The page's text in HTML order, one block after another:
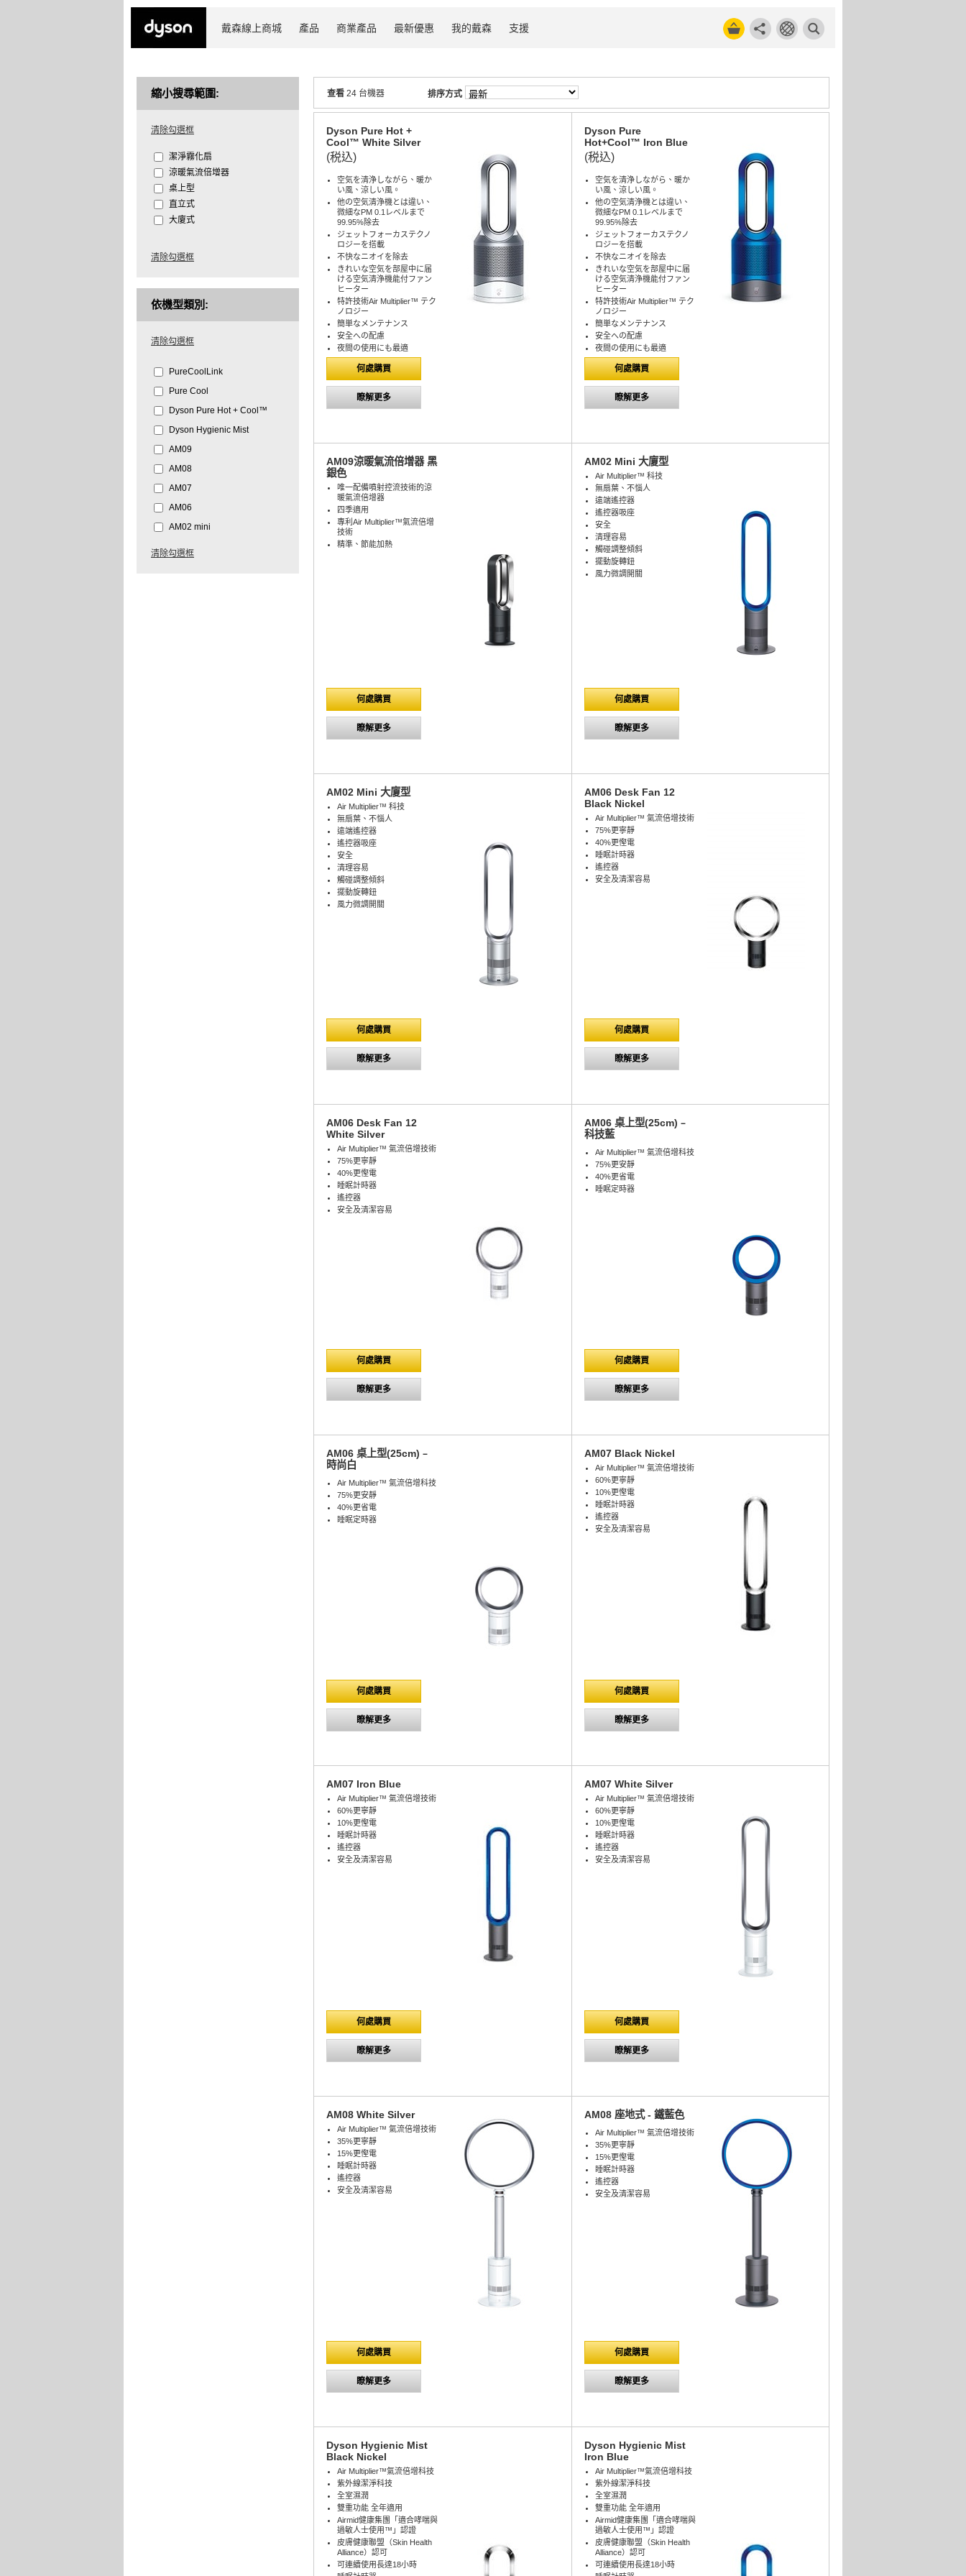
戴森線上商城 產品 商業產品 最新優惠 我的戴森 支援
縮小搜尋範圍:
清除勾選框
潔淨霧化扇
涼暖氣流倍增器
桌上型
直立式
大廈式
清除勾選框
依機型類別:
清除勾選框
PureCoolLink
Pure Cool
Dyson Pure Hot + Cool™
Dyson Hygienic Mist
AM09
AM08
AM07
AM06
AM02 mini
清除勾選框
查看 24 台機器 排序方式
Dyson Pure Hot +
Cool™ White Silver
(税込)
空気を清浄しながら、暖か
い風、涼しい風。
他の空気清浄機とは違い、
微細なPM 0.1レベルまで
99.95%除去
ジェットフォーカステクノ
ロジーを搭載
不快なニオイを除去
きれいな空気を部屋中に届
ける空気清浄機能付ファン
ヒーター
特許技術Air Multiplier™ テク
ノロジー
簡単なメンテナンス
安全への配慮
夜間の使用にも最適
何處購買
瞭解更多
Dyson Pure
Hot+Cool™ Iron Blue
(税込)
空気を清浄しながら、暖か
い風、涼しい風。
他の空気清浄機とは違い、
微細なPM 0.1レベルまで
99.95%除去
ジェットフォーカステクノ
ロジーを搭載
不快なニオイを除去
きれいな空気を部屋中に届
ける空気清浄機能付ファン
ヒーター
特許技術Air Multiplier™ テク
ノロジー
簡単なメンテナンス
安全への配慮
夜間の使用にも最適
何處購買
瞭解更多
AM09涼暖氣流倍增器 黑
銀色
唯一配備噴射控流技術的涼
暖氣流倍增器
四季適用
專利Air Multiplier™氣流倍增
技術
精準、節能加熱
何處購買
瞭解更多
AM02 Mini 大廈型
Air Multiplier™ 科技
無扇葉、不惱人
遠端遙控器
遙控器吸座
安全
清理容易
觸碰調整傾斜
擺動旋轉鈕
風力微調開關
何處購買
瞭解更多
AM02 Mini 大廈型
Air Multiplier™ 科技
無扇葉、不惱人
遠端遙控器
遙控器吸座
安全
清理容易
觸碰調整傾斜
擺動旋轉鈕
風力微調開關
何處購買
瞭解更多
AM06 Desk Fan 12
Black Nickel
Air Multiplier™ 氣流倍增技術
75%更寧靜
40%更慳電
睡眠計時器
遙控器
安全及清潔容易
何處購買
瞭解更多
AM06 Desk Fan 12
White Silver
Air Multiplier™ 氣流倍增技術
75%更寧靜
40%更慳電
睡眠計時器
遙控器
安全及清潔容易
何處購買
瞭解更多
AM06 桌上型(25cm)﹣
科技藍
Air Multiplier™ 氣流倍增科技
75%更安靜
40%更省電
睡眠定時器
何處購買
瞭解更多
AM06 桌上型(25cm)﹣
時尚白
Air Multiplier™ 氣流倍增科技
75%更安靜
40%更省電
睡眠定時器
何處購買
瞭解更多
AM07 Black Nickel
Air Multiplier™ 氣流倍增技術
60%更寧靜
10%更慳電
睡眠計時器
遙控器
安全及清潔容易
何處購買
瞭解更多
AM07 Iron Blue
Air Multiplier™ 氣流倍增技術
60%更寧靜
10%更慳電
睡眠計時器
遙控器
安全及清潔容易
何處購買
瞭解更多
AM07 White Silver
Air Multiplier™ 氣流倍增技術
60%更寧靜
10%更慳電
睡眠計時器
遙控器
安全及清潔容易
何處購買
瞭解更多
AM08 White Silver
Air Multiplier™ 氣流倍增技術
35%更寧靜
15%更慳電
睡眠計時器
遙控器
安全及清潔容易
何處購買
瞭解更多
AM08 座地式 - 鐵藍色
Air Multiplier™ 氣流倍增技術
35%更寧靜
15%更慳電
睡眠計時器
遙控器
安全及清潔容易
何處購買
瞭解更多
Dyson Hygienic Mist
Black Nickel
Air Multiplier™氣流倍增科技
紫外線潔淨科技
全室濕潤
雙重功能 全年適用
Airmid健康集團「適合哮喘與
過敏人士使用™」認證
皮膚健康聯盟（Skin Health
Alliance）認可
可連續使用長達18小時
Dyson Hygienic Mist
Iron Blue
Air Multiplier™氣流倍增科技
紫外線潔淨科技
全室濕潤
雙重功能 全年適用
Airmid健康集團「適合哮喘與
過敏人士使用™」認證
皮膚健康聯盟（Skin Health
Alliance）認可
可連續使用長達18小時